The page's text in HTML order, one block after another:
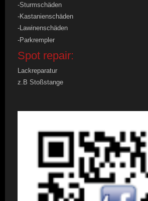
-Sturmschäden
-Kastanienschäden
-Lawinenschäden
-Parkrempler
Spot repair:
Lackreparatur
z.B Stoßstange